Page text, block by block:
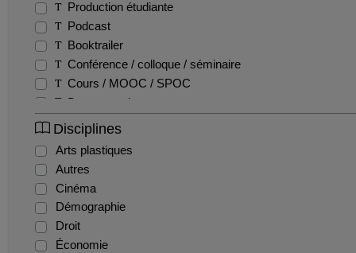
Production étudiante
Podcast
Booktrailer
Conférence / colloque / séminaire
Cours / MOOC / SPOC
Documentaire
Fiction
Entretien / Témoignage / Retour d'expérience
Autres
Reportage
Disciplines
Arts plastiques
Autres
Cinéma
Démographie
Droit
Économie